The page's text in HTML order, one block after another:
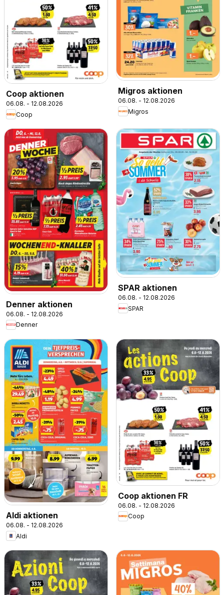
Coop aktionen
06.08. - 12.08.2026
Coop
Migros aktionen
06.08. - 12.08.2026
Migros
Denner aktionen
06.08. - 12.08.2026
Denner
SPAR aktionen
06.08. - 12.08.2026
SPAR
Aldi aktionen
06.08. - 12.08.2026
Aldi
Coop aktionen FR
06.08. - 12.08.2026
Coop